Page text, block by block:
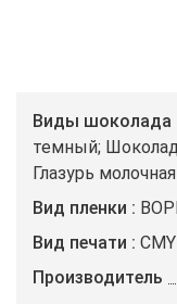
Виды шоколада
темный;
Глазурь молочная
Вид пленки
Вид печати
Производитель